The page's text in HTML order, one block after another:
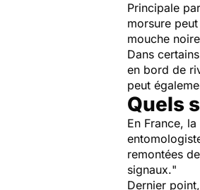
Principale
morsure
mouche
Dans
en bord de
peut
Quels
En France,
remontées
signaux."
Dernier